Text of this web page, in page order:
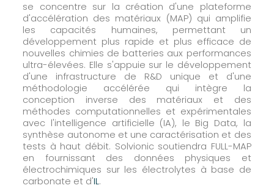
se concentre sur la création d'une plateforme
d'accélération des matériaux (MAP) qui amplifie
les capacités humaines, permettant un
développement plus rapide et plus efficace de
nouvelles chimies de batteries aux performances
ultra-élevées. Elle s'appuie sur le développement
d'une infrastructure de R&D unique et d'une
méthodologie accélérée qui intègre la
conception inverse des matériaux et des
méthodes computationnelles et expérimentales
avec l'intelligence artificielle (IA), le Big Data, la
synthèse autonome et une caractérisation et des
tests à haut débit. Solvionic soutiendra FULL-MAP
en fournissant des données physiques et
électrochimiques sur les électrolytes à base de
carbonate et d'IL.